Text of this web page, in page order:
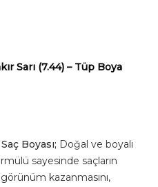
Sarı (7.44) – Tüp Boya
Boyası; Doğal ve boyalı
sayesinde saçların
kazanmasını,